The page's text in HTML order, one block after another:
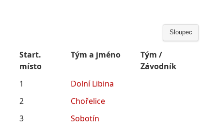
Sloupec
Start.
místo
Tým a jméno
Tým /
Závodník
1
Dolní Libina
2
Chořelice
3
Sobotín